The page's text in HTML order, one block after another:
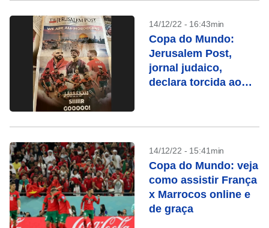
14/12/22 - 16:43min
Copa do Mundo:
Jerusalem Post,
jornal judaico,
declara torcida ao
14/12/22 - 15:41min
Copa do Mundo: veja
como assistir França
x Marrocos online e
de graça